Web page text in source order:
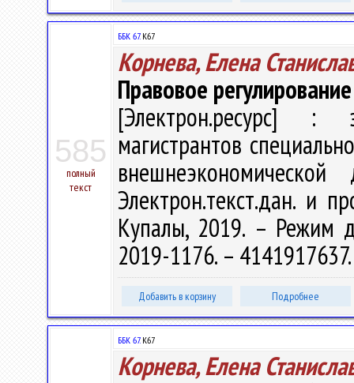
585
полный
текст
ББК 67.К67
Корнева, Елена
Правовое
[Электрон.ресурс] :
магистрантов
Электрон.текст.дан. и
Купалы, 2019. – Режим
2019-1176. –
Добавить в корзину Подробнее
ББК 67.К67
Корнева, Елена